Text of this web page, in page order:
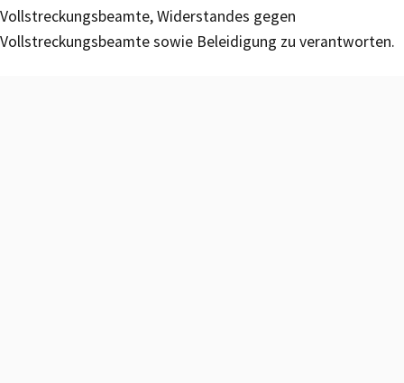
Vollstreckungsbeamte, Widerstandes gegen
Vollstreckungsbeamte sowie Beleidigung zu verantworten.